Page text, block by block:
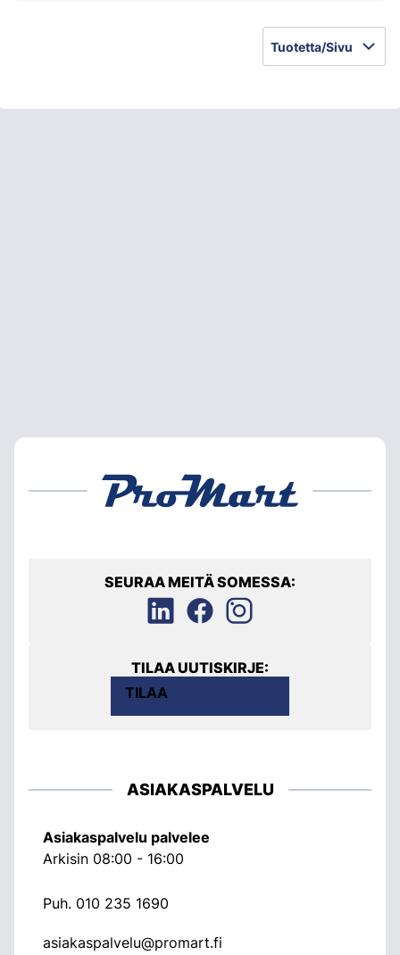
Tuotetta/Sivu
SEURAA MEITÄ SOMESSA:
TILAA UUTISKIRJE:
TILAA
ASIAKASPALVELU
Asiakaspalvelu palvelee
Arkisin 08:00 - 16:00
Puh. 010 235 1690
asiakaspalvelu@promart.fi